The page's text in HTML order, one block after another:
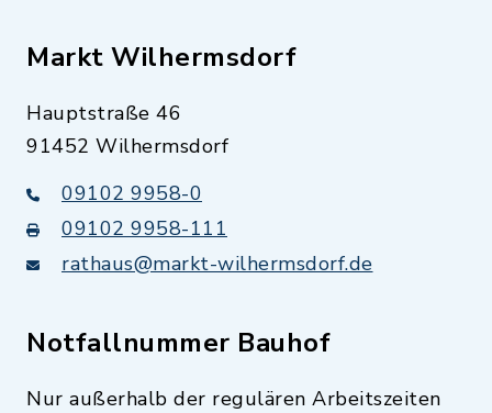
Markt Wilhermsdorf
Hauptstraße 46
91452 Wilhermsdorf
09102 9958-0
09102 9958-111
rathaus@markt-wilhermsdorf.de
Notfallnummer Bauhof
Nur außerhalb der regulären Arbeitszeiten